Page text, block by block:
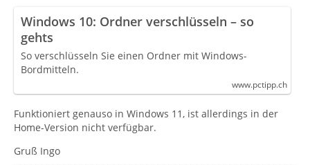
Windows 10: Ordner verschlüsseln – so
gehts
So verschlüsseln Sie einen Ordner mit Windows-
Bordmitteln.
www.pctipp.ch
Funktioniert genauso in Windows 11, ist allerdings in der
Home-Version nicht verfügbar.
Gruß Ingo